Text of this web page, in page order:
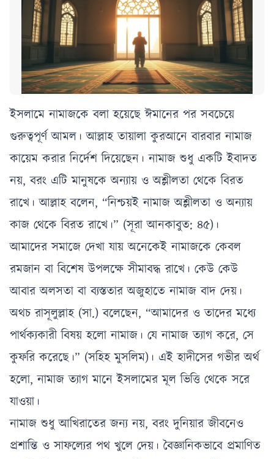
ইসলামে নামাজকে বলা হয়েছে ঈমানের পর সবচেয়ে
গুরুত্বপূর্ণ আমল। আল্লাহ তায়ালা কুরআনে বারবার নামাজ
কায়েম করার নির্দেশ দিয়েছেন। নামাজ শুধু একটি ইবাদত
নয়, বরং এটি মানুষকে অন্যায় ও অশ্লীলতা থেকে বিরত
রাখে। আল্লাহ বলেন, “নিশ্চয়ই নামাজ অশ্লীলতা ও অন্যায়
কাজ থেকে বিরত রাখে।” (সূরা আনকাবুত: ৪৫)।
আমাদের সমাজে দেখা যায় অনেকেই নামাজকে কেবল
রমজান বা বিশেষ উপলক্ষে সীমাবদ্ধ রাখে। কেউ কেউ
আবার অলসতা বা ব্যস্ততার অজুহাতে নামাজ বাদ দেয়।
অথচ রাসূলুল্লাহ (সা.) বলেছেন, “আমাদের ও তাদের মধ্যে
পার্থক্যকারী বিষয় হলো নামাজ। যে নামাজ ত্যাগ করে, সে
কুফরি করেছে।” (সহিহ মুসলিম)। এই হাদীসের গভীর অর্থ
হলো, নামাজ ত্যাগ মানে ইসলামের মূল ভিত্তি থেকে সরে
যাওয়া।
নামাজ শুধু আখিরাতের জন্য নয়, বরং দুনিয়ার জীবনেও
প্রশান্তি ও সাফল্যের পথ খুলে দেয়। বৈজ্ঞানিকভাবে প্রমাণিত